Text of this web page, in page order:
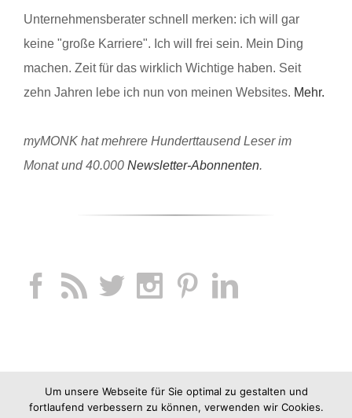
Unternehmensberater schnell merken: ich will gar
keine "große Karriere". Ich will frei sein. Mein Ding
machen. Zeit für das wirklich Wichtige haben. Seit
zehn Jahren lebe ich nun von meinen Websites. Mehr.
myMONK hat mehrere Hunderttausend Leser im
Monat und 40.000 Newsletter-Abonnenten.
Um unsere Webseite für Sie optimal zu gestalten und
fortlaufend verbessern zu können, verwenden wir Cookies.